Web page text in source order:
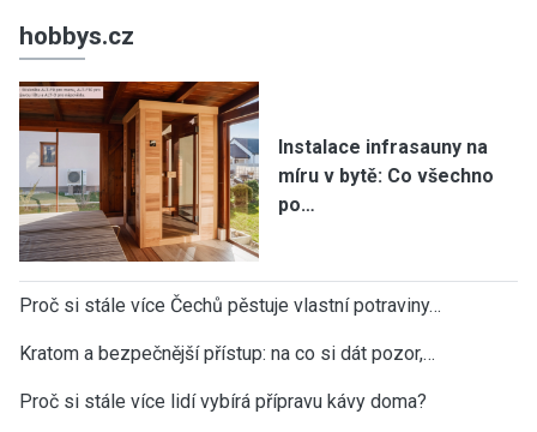
hobbys.cz
Instalace infrasauny na
míru v bytě: Co všechno
po…
Proč si stále více Čechů pěstuje vlastní potraviny…
Kratom a bezpečnější přístup: na co si dát pozor,…
Proč si stále více lidí vybírá přípravu kávy doma?